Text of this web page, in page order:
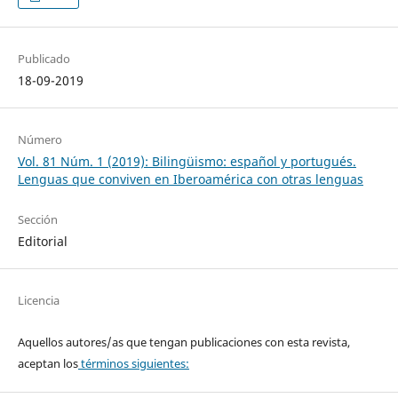
Publicado
18-09-2019
Número
Vol. 81 Núm. 1 (2019): Bilingüismo: español y portugués.
Lenguas que conviven en Iberoamérica con otras lenguas
Sección
Editorial
Licencia
Aquellos autores/as que tengan publicaciones con esta revista,
aceptan lostérminos siguientes: